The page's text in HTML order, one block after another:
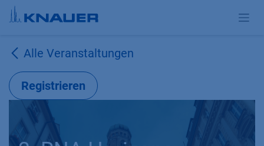
Zum Inhalt springen
Alle Veranstaltungen
Registrieren